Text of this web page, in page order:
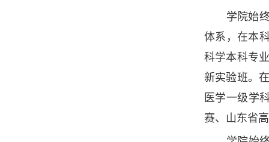
学院始
体系，在本
科学本科专
新实验班。
医学一级学
赛、山东省